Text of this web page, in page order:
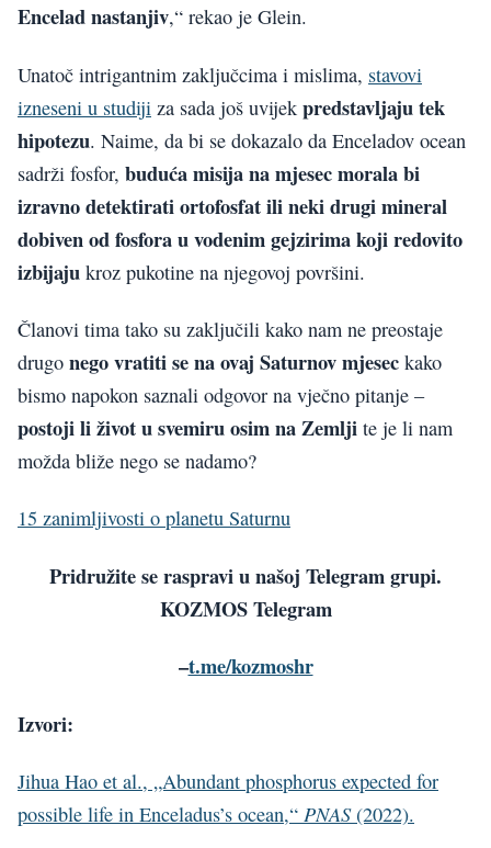
Encelad nastanjiv,“ rekao je Glein.
Unatoč intrigantnim zaključcima i mislima, stavovi
izneseni u studiji za sada još uvijek predstavljaju tek
hipotezu. Naime, da bi se dokazalo da Enceladov ocean
sadrži fosfor, buduća misija na mjesec morala bi
izravno detektirati ortofosfat ili neki drugi mineral
dobiven od fosfora u vodenim gejzirima koji redovito
izbijaju kroz pukotine na njegovoj površini.
Članovi tima tako su zaključili kako nam ne preostaje
drugo nego vratiti se na ovaj Saturnov mjesec kako
bismo napokon saznali odgovor na vječno pitanje –
postoji li život u svemiru osim na Zemlji te je li nam
možda bliže nego se nadamo?
15 zanimljivosti o planetu Saturnu
Pridružite se raspravi u našoj Telegram grupi.
KOZMOS Telegram
–t.me/kozmoshr
Izvori:
Jihua Hao et al., „Abundant phosphorus expected for
possible life in Enceladus’s ocean,“ PNAS (2022).